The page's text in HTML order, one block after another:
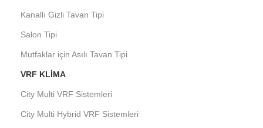
Kanallı Gizli Tavan Tipi
Salon Tipi
Mutfaklar için Asılı Tavan Tipi
VRF KLIMA
City Multi VRF Sistemleri
City Multi Hybrid VRF Sistemleri